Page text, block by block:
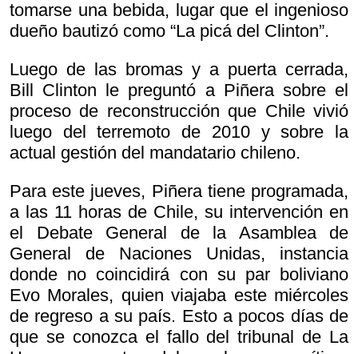
tomarse una bebida, lugar que el ingenioso
dueño bautizó como “La picá del Clinton”.
Luego de las bromas y a puerta cerrada,
Bill Clinton le preguntó a Piñera sobre el
proceso de reconstrucción que Chile vivió
luego del terremoto de 2010 y sobre la
actual gestión del mandatario chileno.
Para este jueves, Piñera tiene programada,
a las 11 horas de Chile, su intervención en
el Debate General de la Asamblea de
General de Naciones Unidas, instancia
donde no coincidirá con su par boliviano
Evo Morales, quien viajaba este miércoles
de regreso a su país. Esto a pocos días de
que se conozca el fallo del tribunal de La